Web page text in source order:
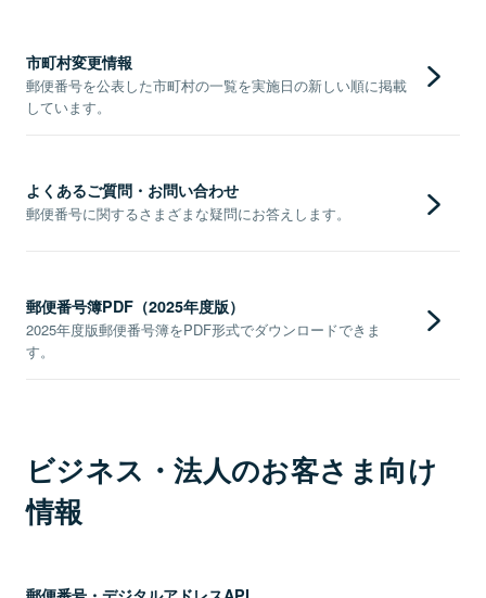
市町村変更情報
郵便番号を公表した市町村の一覧を実施日の新しい順に掲載
しています。
よくあるご質問・お問い合わせ
郵便番号に関するさまざまな疑問にお答えします。
郵便番号簿PDF（2025年度版）
2025年度版郵便番号簿をPDF形式でダウンロードできま
す。
ビジネス・法人のお客さま向け
情報